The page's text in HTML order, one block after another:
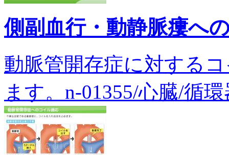
側副血行・動静脈瘻へ
動脈管開存症に対する
ます。n-01355/心臓/循